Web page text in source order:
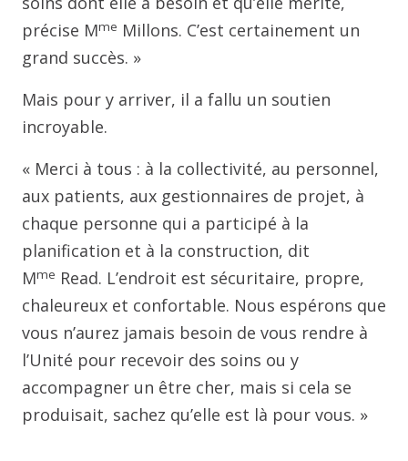
précise Mme Millons. C’est certainement un
grand succès. »
Mais pour y arriver, il a fallu un soutien
incroyable.
« Merci à tous : à la collectivité, au personnel,
aux patients, aux gestionnaires de projet, à
chaque personne qui a participé à la
planification et à la construction, dit
Mme Read. L’endroit est sécuritaire, propre,
chaleureux et confortable. Nous espérons que
vous n’aurez jamais besoin de vous rendre à
l’Unité pour recevoir des soins ou y
accompagner un être cher, mais si cela se
produisait, sachez qu’elle est là pour vous. »